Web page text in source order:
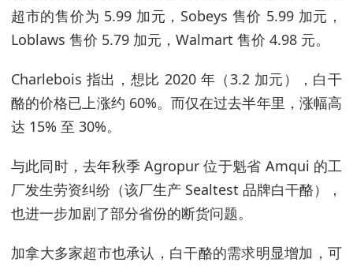
超市的售价为 5.99 加元，Sobeys 售价 5.99 加元，
Loblaws 售价 5.79 加元，Walmart 售价 4.98 元。
Charlebois 指出，想比 2020 年（3.2 加元），白干
酪的价格已上涨约 60%。而仅在过去半年里，涨幅高
达 15% 至 30%。
与此同时，去年秋季 Agropur 位于魁省 Amqui 的工
厂发生劳资纠纷（该厂生产 Sealtest 品牌白干酪），
也进一步加剧了部分省份的断货问题。
加拿大多家超市也承认，白干酪的需求明显增加，可